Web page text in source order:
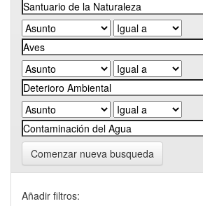
Comenzar nueva busqueda
Añadir filtros: